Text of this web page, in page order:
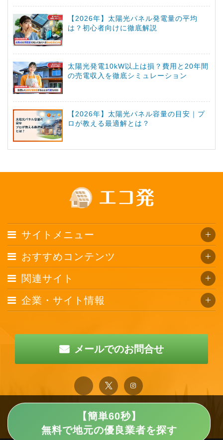
【2026年】太陽光パネル発電量の平均
は？初心者向けに徹底解説
太陽光発電10kW以上は損？費用と20年間
の売電収入を徹底シミュレーション
【2026年】太陽光パネル容量の目安｜プ
ロが教える最適解とは？
【簡単60秒】
無料で地元の優良業者を探す
サイトメニュー
おすすめコンテンツ
関連サイト
企業・サイト情報
メールでのお問合せ